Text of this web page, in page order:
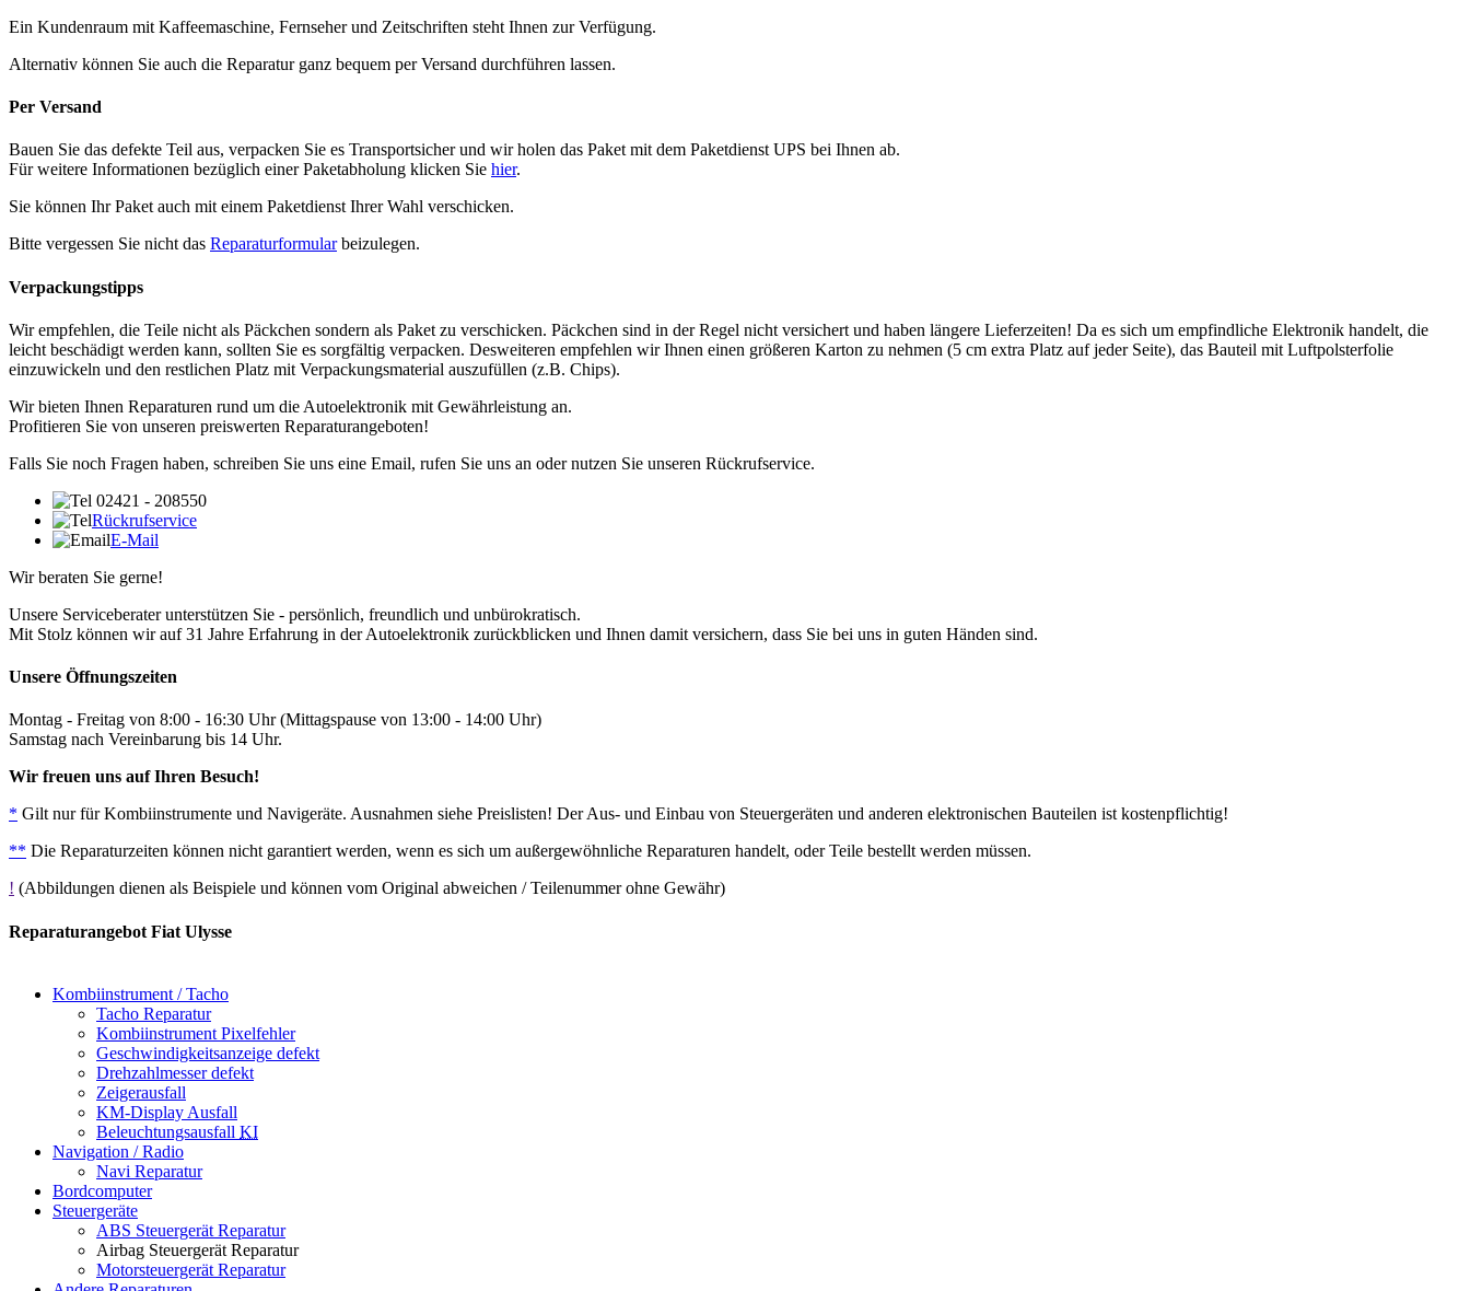
Ein Kundenraum mit Kaffeemaschine, Fernseher und Zeitschriften steht Ihnen zur Verfügung.
Alternativ können Sie auch die Reparatur ganz bequem per Versand durchführen lassen.
Per Versand
Bauen Sie das defekte Teil aus, verpacken Sie es Transportsicher und wir holen das Paket mit dem Paketdienst UPS bei Ihnen ab.
Für weitere Informationen bezüglich einer Paketabholung klicken Sie hier.
Sie können Ihr Paket auch mit einem Paketdienst Ihrer Wahl verschicken.
Bitte vergessen Sie nicht das Reparaturformularbeizulegen.
Verpackungstipps
Wir empfehlen, die Teile nicht als Päckchen sondern als Paket zu verschicken. Päckchen sind in der Regel nicht versichert und haben längere Lieferzeiten! Da es sich um empfindliche Elektronik handelt, die
leicht beschädigt werden kann, sollten Sie es sorgfältig verpacken. Desweiteren empfehlen wir Ihnen einen größeren Karton zu nehmen (5 cm extra Platz auf jeder Seite), das Bauteil mit Luftpolsterfolie
einzuwickeln und den restlichen Platz mit Verpackungsmaterial auszufüllen (z.B. Chips).
Wir bieten Ihnen Reparaturen rund um die Autoelektronik mit Gewährleistung an.
Profitieren Sie von unseren preiswerten Reparaturangeboten!
Falls Sie noch Fragen haben, schreiben Sie uns eine Email, rufen Sie uns an oder nutzen Sie unseren Rückrufservice.
02421 - 208550
Rückrufservice
E-Mail
Wir beraten Sie gerne!
Unsere Serviceberater unterstützen Sie - persönlich, freundlich und unbürokratisch.
Mit Stolz können wir auf 31 Jahre Erfahrung in der Autoelektronik zurückblicken und Ihnen damit versichern, dass Sie bei uns in guten Händen sind.
Unsere Öffnungszeiten
Montag - Freitag von 8:00 - 16:30 Uhr (Mittagspause von 13:00 - 14:00 Uhr)
Samstag nach Vereinbarung bis 14 Uhr.
Wir freuen uns auf Ihren Besuch!
* Gilt nur für Kombiinstrumente und Navigeräte. Ausnahmen siehe Preislisten! Der Aus- und Einbau von Steuergeräten und anderen elektronischen Bauteilen ist kostenpflichtig!
** Die Reparaturzeiten können nicht garantiert werden, wenn es sich um außergewöhnliche Reparaturen handelt, oder Teile bestellt werden müssen.
! (Abbildungen dienen als Beispiele und können vom Original abweichen / Teilenummer ohne Gewähr)
Reparaturangebot Fiat Ulysse
Kombiinstrument / Tacho
Tacho Reparatur
Kombiinstrument Pixelfehler
Geschwindigkeitsanzeige defekt
Drehzahlmesser defekt
Zeigerausfall
KM-Display Ausfall
Beleuchtungsausfall KI
Navigation / Radio
Navi Reparatur
Bordcomputer
Steuergeräte
ABS Steuergerät Reparatur
Airbag Steuergerät Reparatur
Motorsteuergerät Reparatur